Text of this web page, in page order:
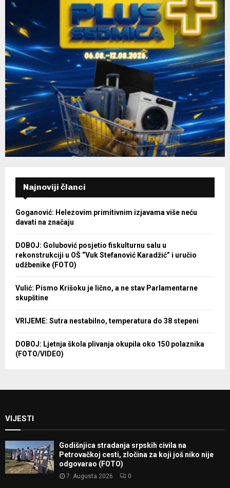
Najnoviji članci
Goganović: Helezovim primitivnim izjavama više neću
davati na značaju
DOBOJ: Golubović posjetio fiskulturnu salu u
rekonstrukciji u OŠ “Vuk Stefanović Karadžić” i uručio
udžbenike (FOTO)
Vulić: Pismo Krišoku je lično, a ne stav Parlamentarne
skupštine
VRIJEME: Sutra nestabilno, temperatura do 38 stepeni
DOBOJ: Ljetnja škola plivanja okupila oko 150 polaznika
(FOTO/VIDEO)
VIJESTI
Godišnjica stradanja srpskih civila na
Petrovačkoj cesti, zločina za koji još niko nije
odgovarao (FOTO)
7. Augusta 2026. 0